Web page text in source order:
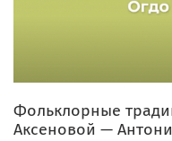
Фольклорные
Аксеновой —